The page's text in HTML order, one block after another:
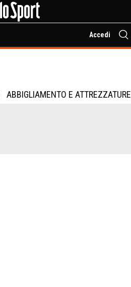
Accedi
ABBIGLIAMENTO E ATTREZZATURE